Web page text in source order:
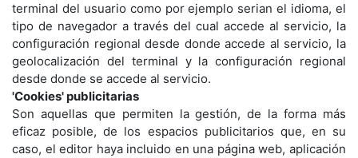
terminal del usuario como por ejemplo serian el idioma, el
tipo de navegador a través del cual accede al servicio, la
configuración regional desde donde accede al servicio, la
geolocalización del terminal y la configuración regional
desde donde se accede al servicio.
'Cookies' publicitarias
Son aquellas que permiten la gestión, de la forma más
eficaz posible, de los espacios publicitarios que, en su
caso, el editor haya incluido en una página web, aplicación